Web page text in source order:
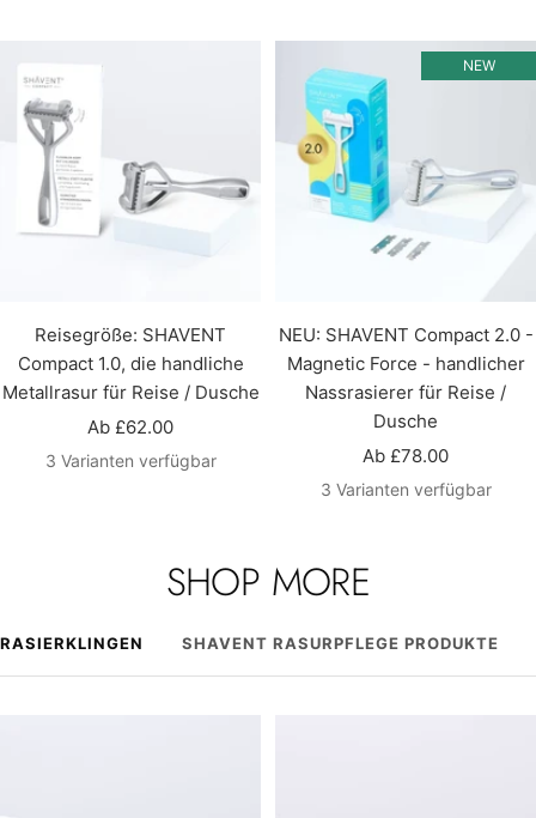
Reisegröße: SHAVENT
Compact 1.0, die handliche
Metallrasur für Reise / Dusche
Angebotspreis
Ab £62.00
3 Varianten verfügbar
NEW
NEU: SHAVENT Compact 2.0 -
Magnetic Force - handlicher
Nassrasierer für Reise /
Dusche
Angebotspreis
Ab £78.00
3 Varianten verfügbar
SHOP MORE
RASIERKLINGEN SHAVENT RASURPFLEGE PRODUKTE